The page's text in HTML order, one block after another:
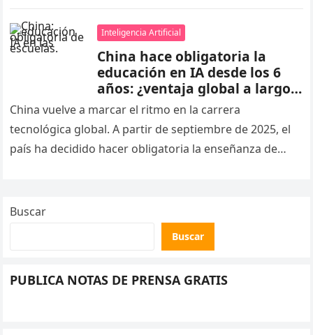
Inteligencia Artificial
China hace obligatoria la
educación en IA desde los 6
años: ¿ventaja global a largo
plazo?
China vuelve a marcar el ritmo en la carrera
tecnológica global. A partir de septiembre de 2025, el
país ha decidido hacer obligatoria la enseñanza de
Buscar
Buscar
PUBLICA NOTAS DE PRENSA GRATIS